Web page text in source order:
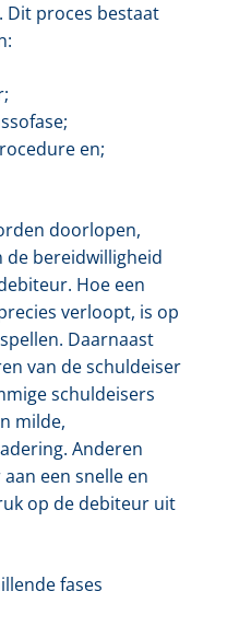
Dit proces bestaat
en;
doorlopen,
de bereidwilligheid
Hoe een
verloopt, is op
Daarnaast
van de schuldeiser
schuldeisers
milde,
Anderen
een snelle en
op de debiteur uit
fases